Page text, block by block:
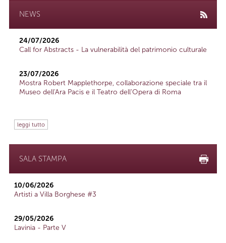
NEWS
24/07/2026
Call for Abstracts - La vulnerabilità del patrimonio culturale
23/07/2026
Mostra Robert Mapplethorpe, collaborazione speciale tra il
Museo dell'Ara Pacis e il Teatro dell'Opera di Roma
leggi tutto
SALA STAMPA
10/06/2026
Artisti a Villa Borghese #3
29/05/2026
Lavinia - Parte V